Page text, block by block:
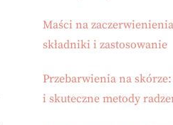
Maści na
składniki i zastosowanie
Przebarwienia na
i skuteczne metody